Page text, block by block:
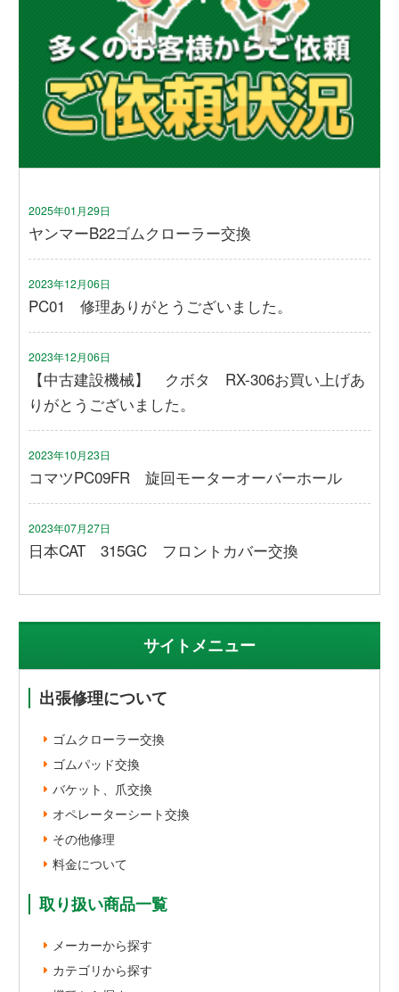
2025年01月29日
ヤンマーB22ゴムクローラー交換
2023年12月06日
PC01 修理ありがとうございました。
2023年12月06日
【中古建設機械】 クボタ RX-306お買い上げあ
りがとうございました。
2023年10月23日
コマツPC09FR 旋回モーターオーバーホール
2023年07月27日
日本CAT 315GC フロントカバー交換
サイトメニュー
出張修理について
ゴムクローラー交換
ゴムパッド交換
バケット、爪交換
オペレーターシート交換
その他修理
料金について
取り扱い商品一覧
メーカーから探す
カテゴリから探す